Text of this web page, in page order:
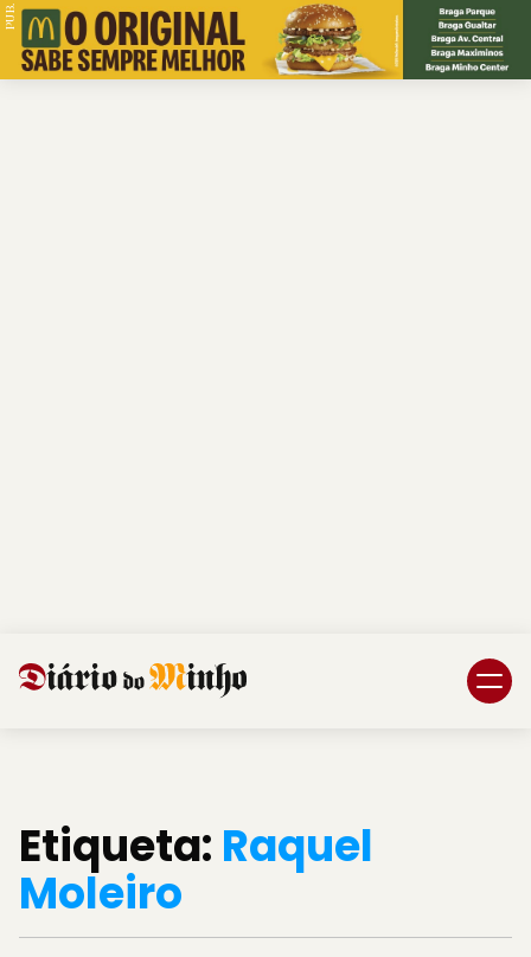
PUB.
Etiqueta: Raquel
Moleiro